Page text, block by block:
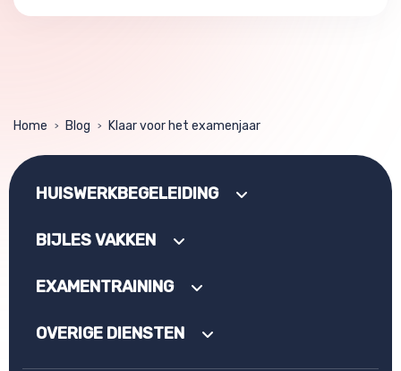
Home > Blog > Klaar voor het examenjaar
HUISWERKBEGELEIDING
BIJLES VAKKEN
EXAMENTRAINING
OVERIGE DIENSTEN